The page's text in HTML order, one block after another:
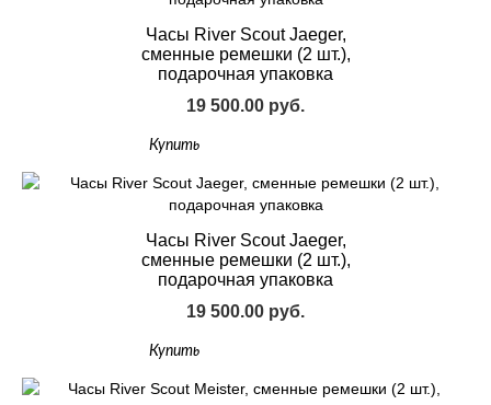
Часы River Scout Jaeger,
сменные ремешки (2 шт.),
подарочная упаковка
19 500.00 руб.
Купить
Часы River Scout Jaeger,
сменные ремешки (2 шт.),
подарочная упаковка
19 500.00 руб.
Купить